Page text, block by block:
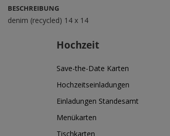
BESCHREIBUNG
denim (recycled) 14 x 14
Hochzeit
Save-the-Date Karten
Hochzeitseinladungen
Einladungen Standesamt
Menükarten
Tischkarten